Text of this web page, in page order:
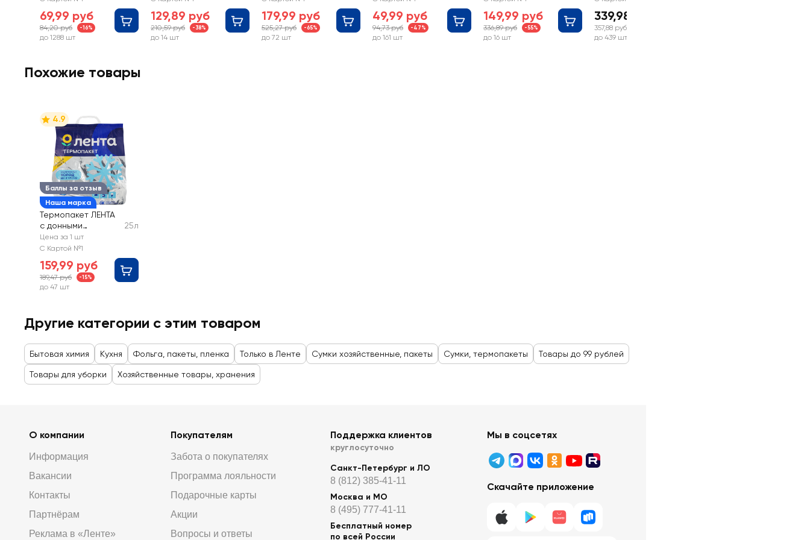
69,99 руб
84,20 руб -16%
до 1288 шт
129,89 руб
210,59 руб -38%
до 14 шт
179,99 руб
525,27 руб -65%
до 72 шт
49,99 руб
94,73 руб -47%
до 161 шт
Ромашка 45 ночей
149,99 руб
336,89 руб -55%
до 16 шт
339,98 руб
357,88 руб
до 439 шт
Похожие товары
Баллы за отзыв
Наша марка
4.9
Термопакет ЛЕНТА
с донными
вставками 25л,
33х40х18см
25л
Цена за 1 шт
С Картой №1
159,99 руб
189,47 руб -15%
до 47 шт
Другие категории с этим товаром
Бытовая химия Кухня Фольга, пакеты, пленка Только в Ленте Сумки хозяйственные, пакеты Сумки, термопакеты Товары до 99 рублей
Товары для уборки Хозяйственные товары, хранения
О компании
Информация
Вакансии
Контакты
Партнёрам
Реклама в «Ленте»
Покупателям
Забота о покупателях
Программа лояльности
Подарочные карты
Акции
Вопросы и ответы
Поддержка клиентов
круглосуточно
Санкт-Петербург и ЛО
8 (812) 385-41-11
Москва и МО
8 (495) 777-41-11
Бесплатный номер
по всей России
Мы в соцсетях
Скачайте приложение